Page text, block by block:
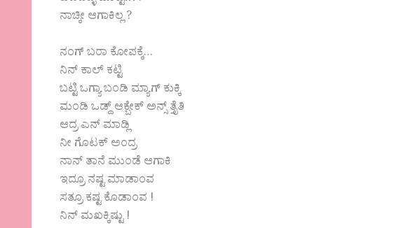
ನಾಚ್ಕೀ ಆಗಾಕಿಲ್ಲ ?
ನಂಗ್ ಬರಾ ಕೋಪಕ್ಕೆ…
ನಿನ್ ಕಾಲ್ ಕಟ್ಟಿ
ಬಟ್ಟಿ ಒಗ್ಯಾ ಬಂಡಿ ಮ್ಯಾಗ್ ಕುಕ್ಕಿ
ಮಂಡಿ ಒಡ್ದ್ ಆಕ್ಬೇಕ್ ಅನ್ಸ್ ತ್ತೈತಿ
ಆದ್ರ ಎನ್ ಮಾಡ್ಲಿ
ನೀ ಗೊಟಕ್ ಅಂದ್ರ
ನಾನ್ ತಾನೆ ಮುಂಡೆ ಆಗಾಕಿ
ಇದ್ರೂ ನಷ್ಟ ಮಾಡಾಂವ
ಸತ್ರೂ ಕಷ್ಟ ಕೊಡಾಂವ !
ನಿನ್ ಮಖಕ್ಕಿಷ್ಟು !